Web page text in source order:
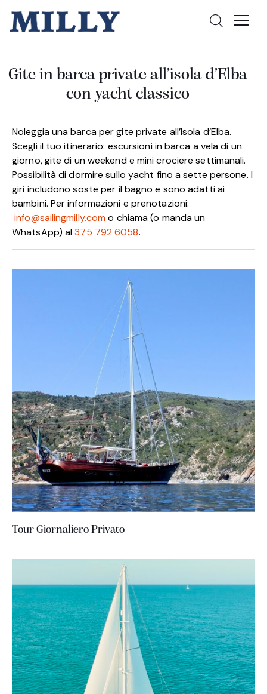
Gite in barca private all’isola d’Elba
con yacht classico
Noleggia una barca per gite private all’Isola d’Elba.
Scegli il tuo itinerario: escursioni in barca a vela di un
giorno, gite di un weekend e mini crociere settimanali.
Possibilità di dormire sullo yacht fino a sette persone. I
giri includono soste per il bagno e sono adatti ai
bambini. Per informazioni e prenotazioni:
info@sailingmilly.como chiama (o manda un
WhatsApp) al375 792 6058.
Tour Giornaliero Privato